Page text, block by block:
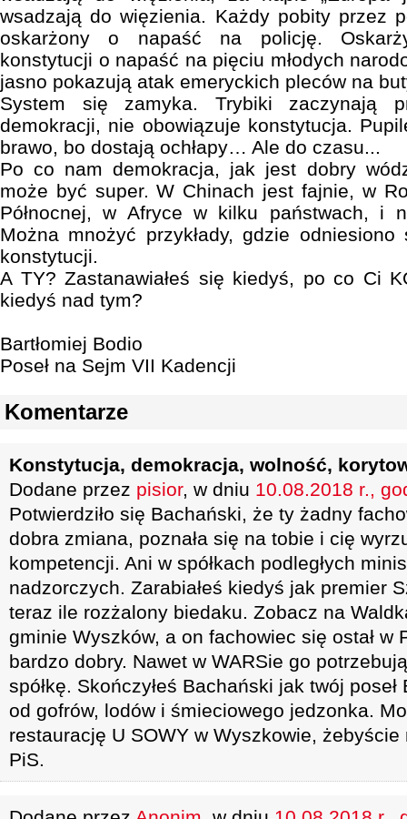
wsadzają do więzienia. Każdy pobity przez
oskarżony o napaść na policję.
konstytucji o napaść na pięciu młodych
jasno pokazują atak emeryckich pleców na
System się zamyka. Trybiki zaczynają
demokracji, nie obowiązuje konstytucja.
brawo, bo dostają ochłapy… Ale do czasu...
Po co nam demokracja, jak jest dobry
może być super. W Chinach jest fajnie, w
Północnej, w Afryce w kilku państwach, i
Można mnożyć przykłady, gdzie
konstytucji.
A TY? Zastanawiałeś się kiedyś, po co Ci
kiedyś nad tym?
Bartłomiej Bodio
Poseł na Sejm VII Kadencji
Komentarze
Konstytucja, demokracja, wolność,
Dodane przez pisior, w dniu 10.08.2018 r.,
Potwierdziło się Bachański, że ty żadny
dobra zmiana, poznała się na tobie i cię
kompetencji. Ani w spółkach podległych
nadzorczych. Zarabiałeś kiedyś jak premier
teraz ile rozżalony biedaku. Zobacz na
gminie Wyszków, a on fachowiec się ostał w
bardzo dobry. Nawet w WARSie go
spółkę. Skończyłeś Bachański jak twój
od gofrów, lodów i śmieciowego jedzonka.
restaurację U SOWY w Wyszkowie,
PiS.